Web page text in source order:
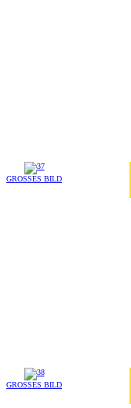
GROSSES BILD
GROSSES BILD